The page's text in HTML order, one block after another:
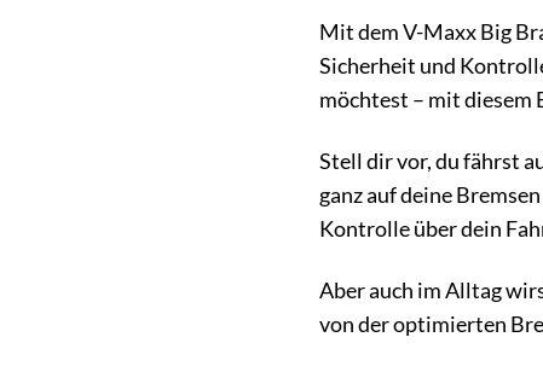
Mit dem V-Maxx Big
Sicherheit und
möchtest – mit diesem
Stell dir vor, du fährst
ganz auf deine
Kontrolle über dein
Aber auch im Alltag
von der optimierten